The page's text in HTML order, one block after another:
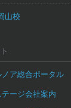
山校
ア総合ポータル
ージ会社案内